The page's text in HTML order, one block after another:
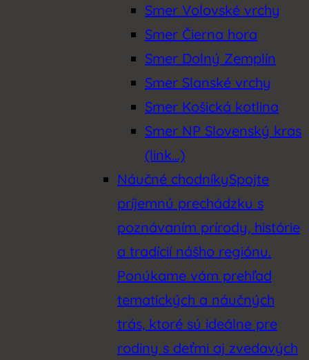
Smer Volovské vrchy
Smer Čierna hora
Smer Dolný Zemplín
Smer Slanské vrchy
Smer Košická kotlina
Smer NP Slovenský kras
(link…)
Náučné chodníkySpojte
príjemnú prechádzku s
poznávaním prírody, histórie
a tradícií nášho regiónu.
Ponúkame vám prehľad
tematických a náučných
trás, ktoré sú ideálne pre
rodiny s deťmi aj zvedavých